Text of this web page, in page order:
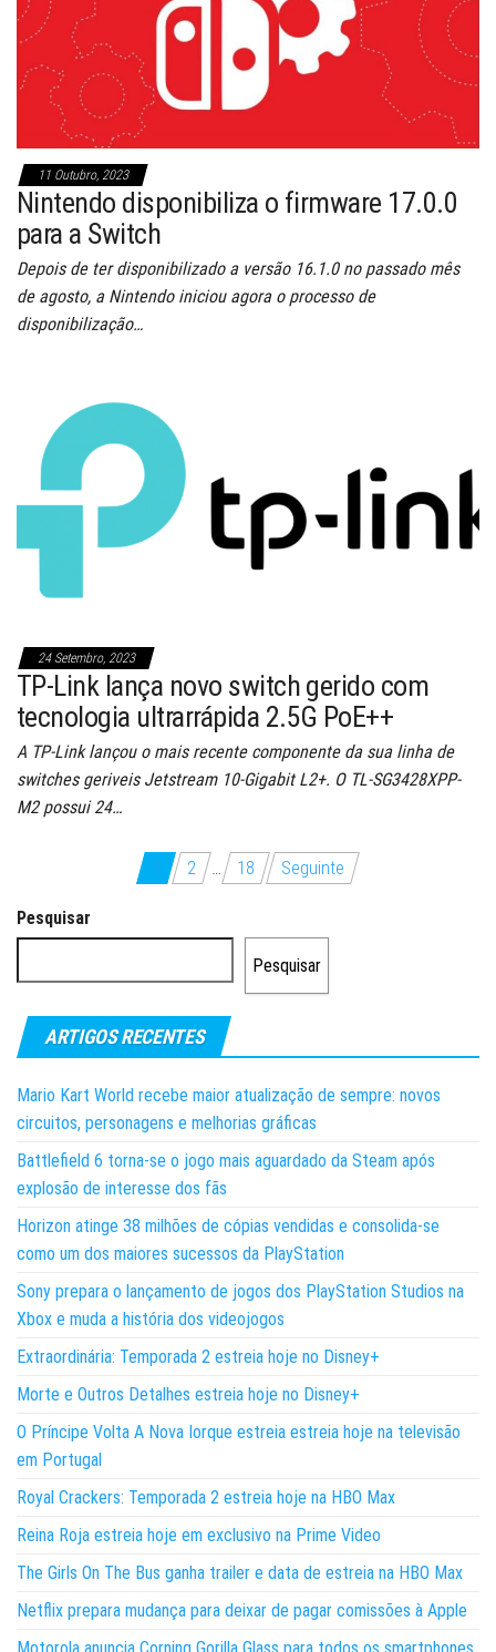
11 Outubro, 2023
Nintendo disponibiliza o firmware 17.0.0
para a Switch
Depois de ter disponibilizado a versão 16.1.0 no passado mês
de agosto, a Nintendo iniciou agora o processo de
disponibilização…
24 Setembro, 2023
TP-Link lança novo switch gerido com
tecnologia ultrarrápida 2.5G PoE++
A TP-Link lançou o mais recente componente da sua linha de
switches geriveis Jetstream 10-Gigabit L2+. O TL-SG3428XPP-
M2 possui 24…
Paginação
dos
conteúdos
1 2 … 18 Seguinte
Pesquisar
Pesquisar
ARTIGOS RECENTES
Mario Kart World recebe maior atualização de sempre: novos
circuitos, personagens e melhorias gráficas
Battlefield 6 torna-se o jogo mais aguardado da Steam após
explosão de interesse dos fãs
Horizon atinge 38 milhões de cópias vendidas e consolida-se
como um dos maiores sucessos da PlayStation
Sony prepara o lançamento de jogos dos PlayStation Studios na
Xbox e muda a história dos videojogos
Extraordinária: Temporada 2 estreia hoje no Disney+
Morte e Outros Detalhes estreia hoje no Disney+
O Príncipe Volta A Nova Iorque estreia estreia hoje na televisão
em Portugal
Royal Crackers: Temporada 2 estreia hoje na HBO Max
Reina Roja estreia hoje em exclusivo na Prime Video
The Girls On The Bus ganha trailer e data de estreia na HBO Max
Netflix prepara mudança para deixar de pagar comissões à Apple